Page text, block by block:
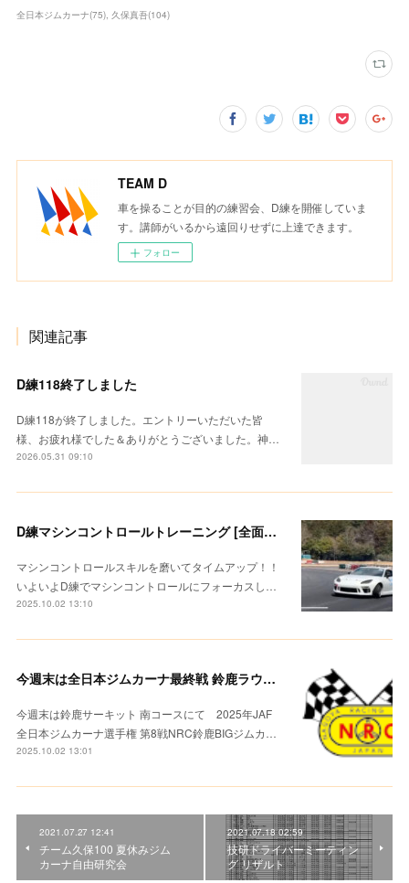
全日本ジムカーナ(75) 久保真吾(104)
TEAM D
車を操ることが目的の練習会、D練を開催していま
す。講師がいるから遠回りせずに上達できます。
フォロー
関連記事
D練118終了しました
D練118が終了しました。エントリーいただいた皆
様、お疲れ様でした＆ありがとうございました。神…
2026.05.31 09:10
D練マシンコントロールトレーニング [全面散水路面](D練114)
マシンコントロールスキルを磨いてタイムアップ！！
いよいよD練でマシンコントロールにフォーカスし…
2025.10.02 13:10
今週末は全日本ジムカーナ最終戦 鈴鹿ラウンド
今週末は鈴鹿サーキット 南コースにて 2025年JAF
全日本ジムカーナ選手権 第8戦NRC鈴鹿BIGジムカ…
2025.10.02 13:01
2021.07.27 12:41
チーム久保100 夏休みジム
カーナ自由研究会
2021.07.18 02:59
技研ドライバーミーティン
グ リザルト